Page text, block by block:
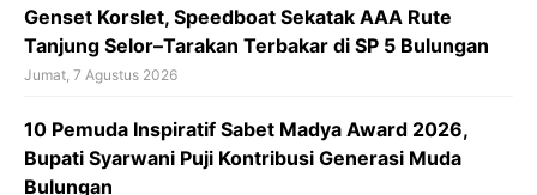
‎Genset Korslet, Speedboat Sekatak AAA Rute
Tanjung Selor–Tarakan Terbakar di SP 5 Bulungan
Jumat, 7 Agustus 2026
10 Pemuda Inspiratif Sabet Madya Award 2026,
Bupati Syarwani Puji Kontribusi Generasi Muda
Bulungan